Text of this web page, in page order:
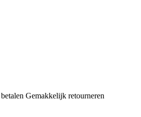
Gemakkelijk retourneren